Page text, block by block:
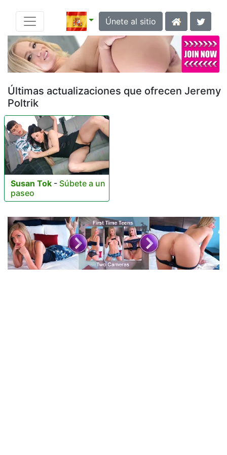
Únete al sitio
Últimas actualizaciones que ofrecen Jeremy
Poltrik
Susan Tok - Súbete a un
paseo